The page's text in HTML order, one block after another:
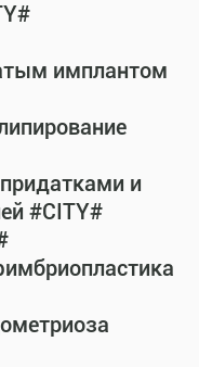
имплантом
и
#CITY#